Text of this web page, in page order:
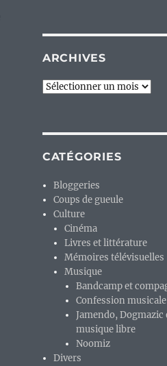
ARCHIVES
Archives
CATÉGORIES
Bloggeries
Coups de gueule
Culture
Cinéma
Livres et littérature
Mémoires télévisuelles
Musique
Bandcamp et
Confession
Jamendo, Dogmazic
musique libre
Noomiz
Divers